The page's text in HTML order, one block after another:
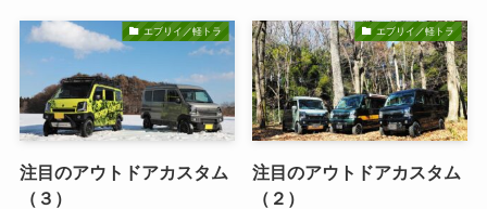
エブリイ／軽トラ
注目のアウトドアカスタム
（３）
エブリイ／軽トラ
注目のアウトドアカスタム
（２）